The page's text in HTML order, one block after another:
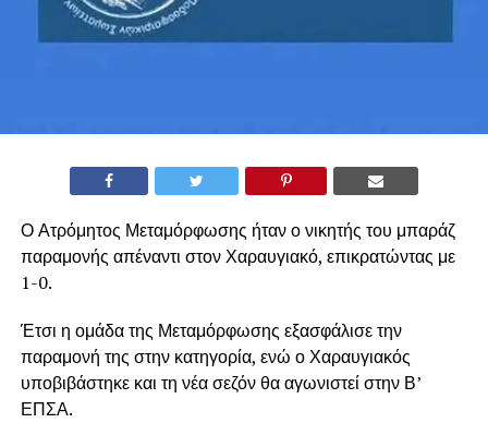
Ο Ατρόμητος Μεταμόρφωσης ήταν ο νικητής του μπαράζ
παραμονής απέναντι στον Χαραυγιακό, επικρατώντας με
1-0.
Έτσι η ομάδα της Μεταμόρφωσης εξασφάλισε την
παραμονή της στην κατηγορία, ενώ ο Χαραυγιακός
υποβιβάστηκε και τη νέα σεζόν θα αγωνιστεί στην Β’
ΕΠΣΑ.